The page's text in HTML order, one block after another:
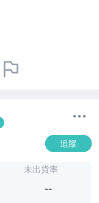
追蹤
未出貨率
--